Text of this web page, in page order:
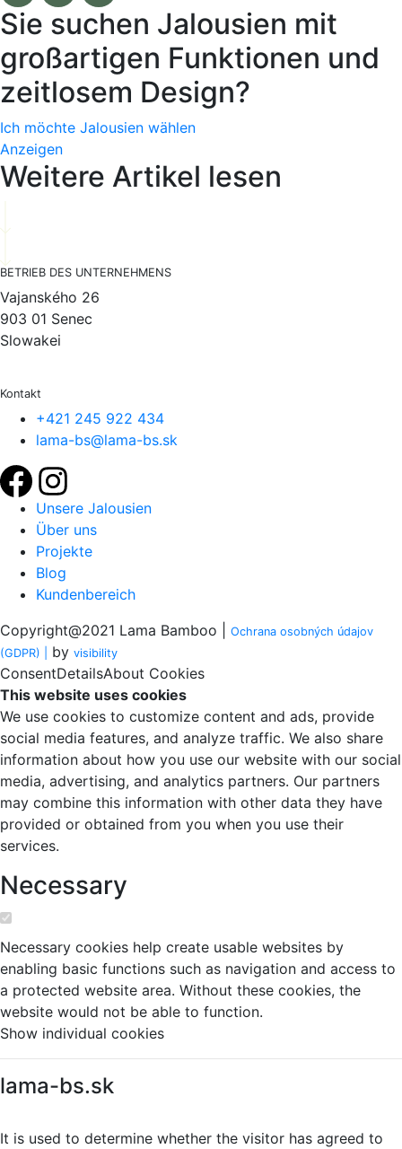
Sie suchen Jalousien mit
großartigen Funktionen und
zeitlosem Design?
Ich möchte Jalousien wählen
Anzeigen
Weitere Artikel lesen
BETRIEB DES UNTERNEHMENS
Vajanského 26
903 01 Senec
Slowakei
Kontakt
+421 245 922 434
lama-bs@lama-bs.sk
Unsere Jalousien
Über uns
Projekte
Blog
Kundenbereich
Copyright@2021 Lama Bamboo |
Ochrana osobných údajov
(GDPR) |
by visibility
ConsentDetailsAbout Cookies
This website uses cookies
We use cookies to customize content and ads, provide
social media features, and analyze traffic. We also share
information about how you use our website with our social
media, advertising, and analytics partners. Our partners
may combine this information with other data they have
provided or obtained from you when you use their
services.
Necessary
Necessary cookies help create usable websites by
enabling basic functions such as navigation and access to
a protected website area. Without these cookies, the
website would not be able to function.
Show individual cookies
lama-bs.sk
It is used to determine whether the visitor has agreed to